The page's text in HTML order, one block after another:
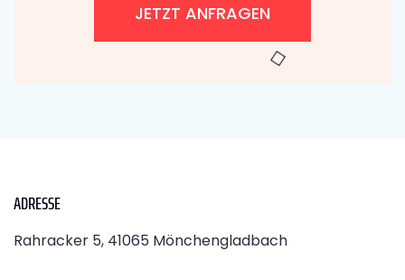
JETZT ANFRAGEN
ADRESSE
Rahracker 5, 41065 Mönchengladbach